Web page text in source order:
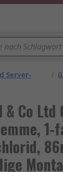
Server-
/
Co Ltd
1-